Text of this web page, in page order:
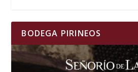
BODEGA PIRINEOS